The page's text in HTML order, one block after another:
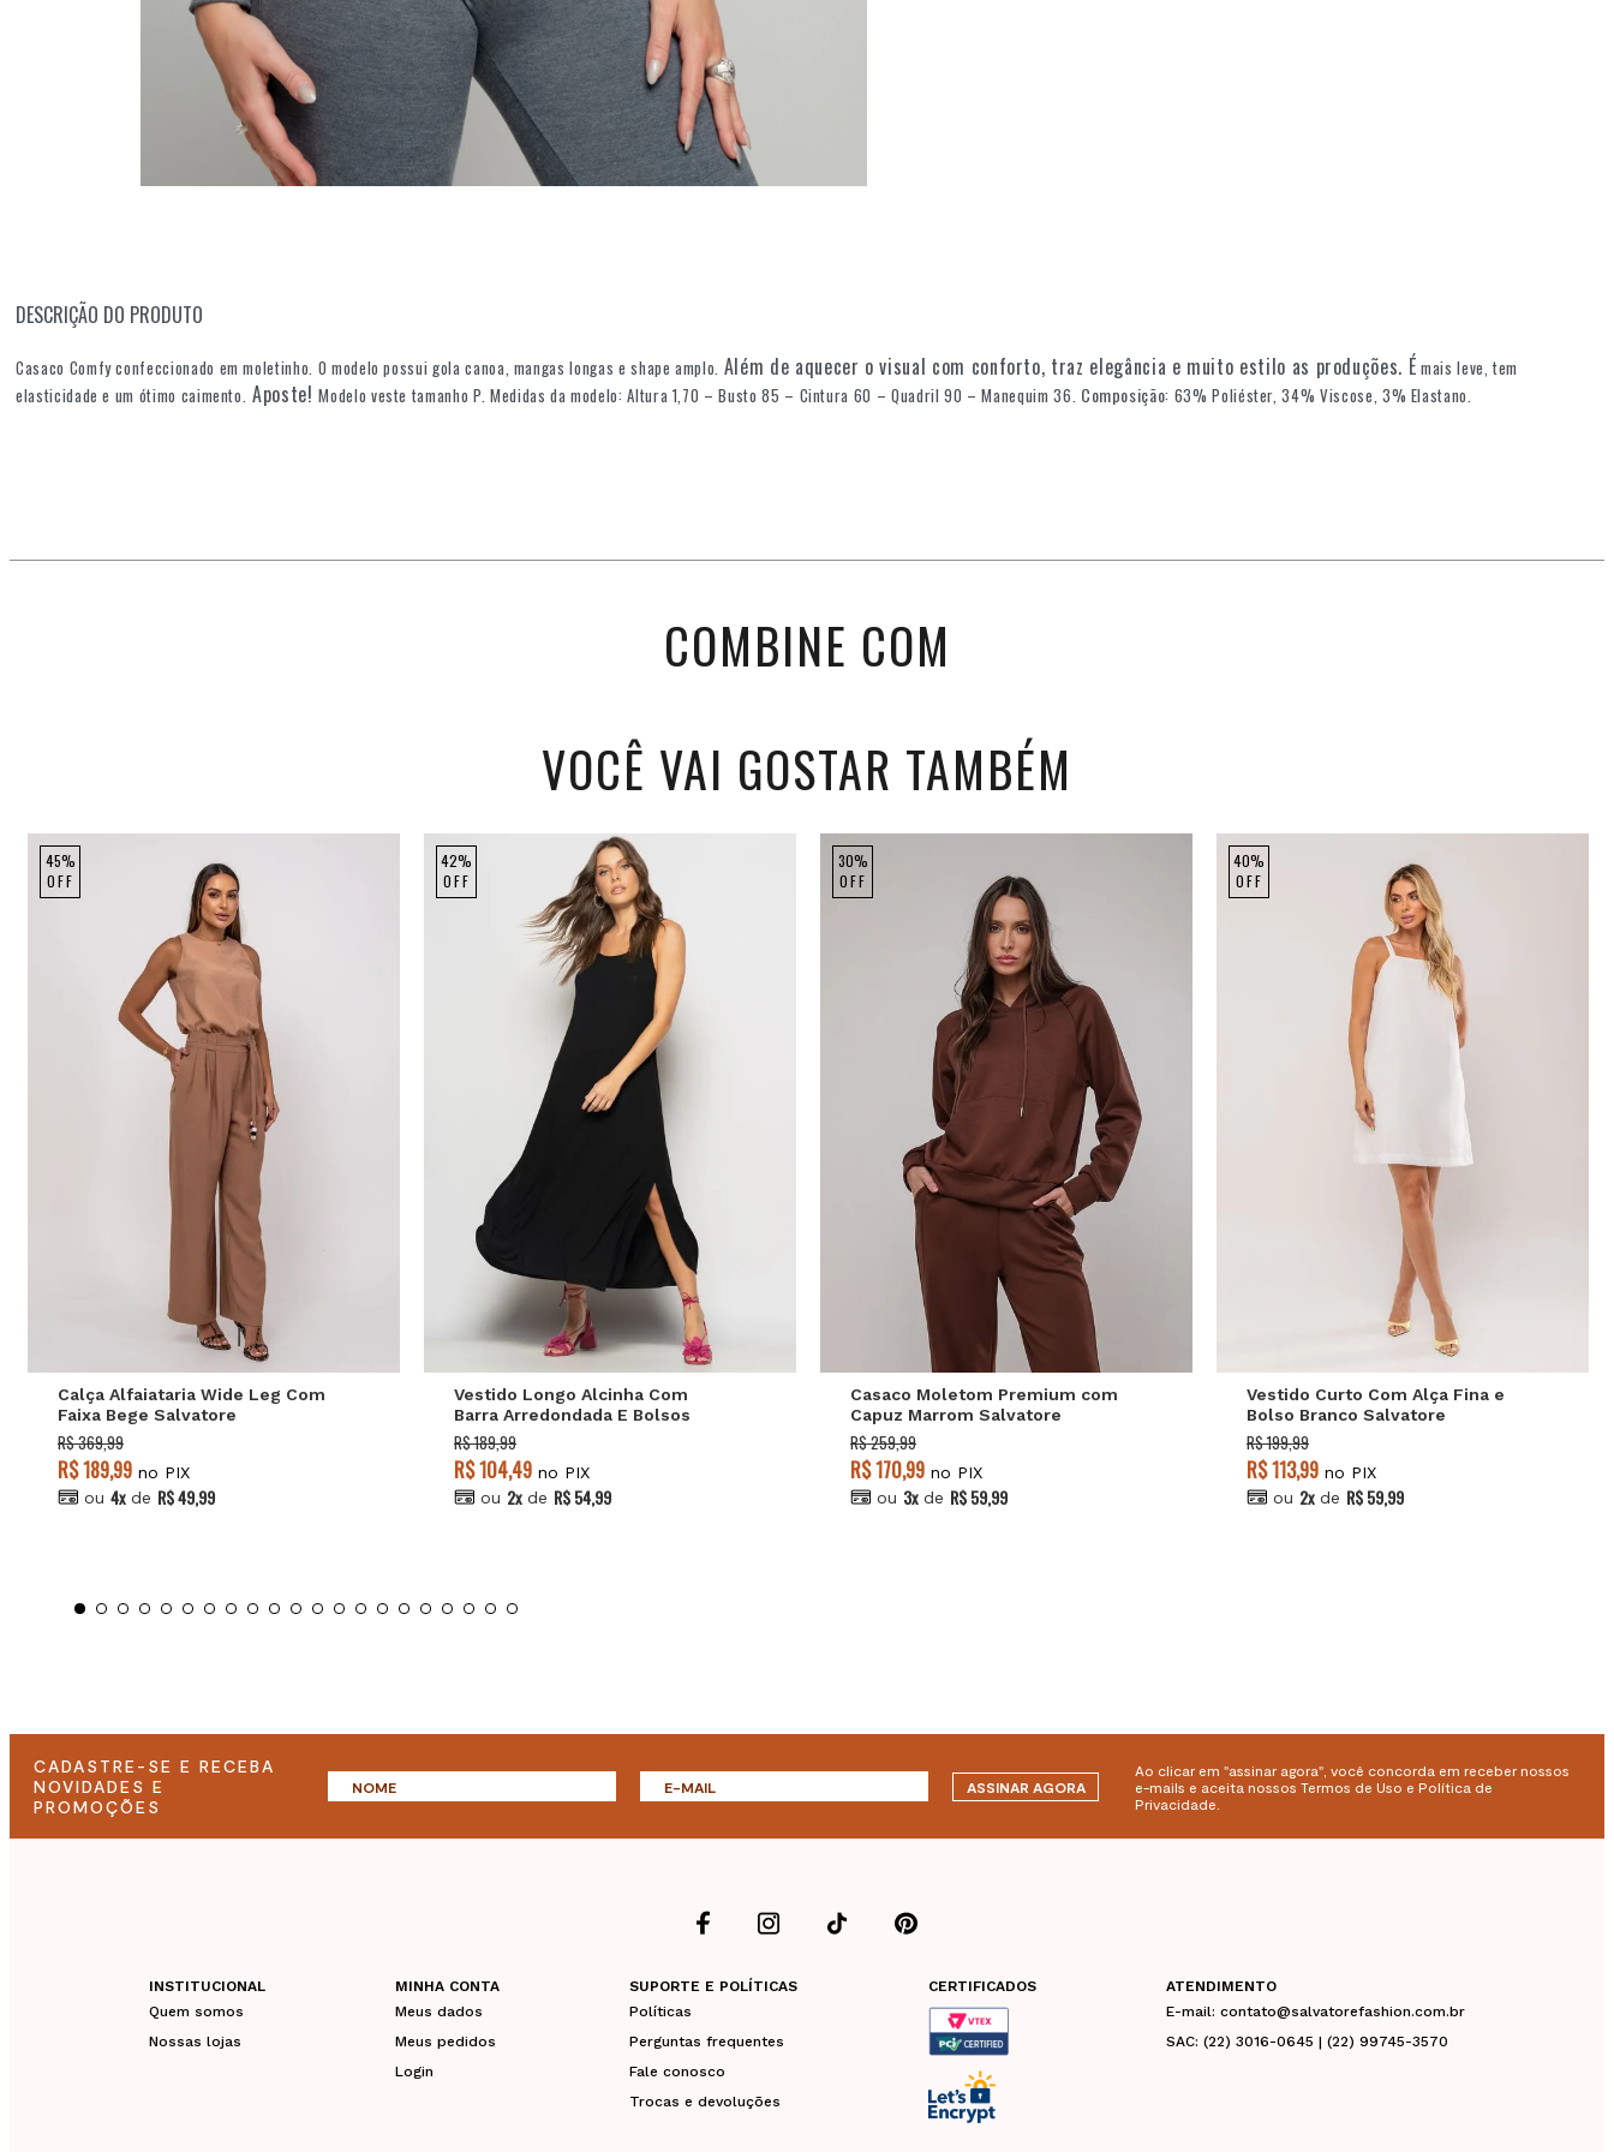
DESCRIÇÃO DO PRODUTO
Casaco Comfy confeccionado em moletinho. O modelo possui gola canoa, mangas longas e shape amplo. Além de aquecer o visual com conforto, traz elegância e muito estilo as produções. É mais leve, tem
elasticidade e um ótimo caimento. Aposte!Modelo veste tamanho P. Medidas da modelo: Altura 1,70 – Busto 85 – Cintura 60 – Quadril 90 – Manequim 36. Composição: 63% Poliéster, 34% Viscose, 3% Elastano.
COMBINE COM
VOCÊ VAI GOSTAR TAMBÉM
45%
OFF
Calça Alfaiataria Wide Leg Com
Faixa Bege Salvatore
R$ 369,99
R$ 189,99 no PIX
ou 4x de R$ 49,99
42%
OFF
M G
Vestido Longo Alcinha Com
Barra Arredondada E Bolsos
Preto Salvatore
R$ 189,99
R$ 104,49 no PIX
ou 2x de R$ 54,99
30%
OFF
M
Casaco Moletom Premium com
Capuz Marrom Salvatore
R$ 259,99
R$ 170,99 no PIX
ou 3x de R$ 59,99
40%
OFF
G
Vestido Curto Com Alça Fina e
Bolso Branco Salvatore
R$ 199,99
R$ 113,99 no PIX
ou 2x de R$ 59,99
CADASTRE-SE E RECEBA
NOVIDADES E
PROMOÇÕES
ASSINAR AGORA
Ao clicar em "assinar agora", você concorda em receber nossos
e-mails e aceita nossos Termos de Uso e Política de
Privacidade.
INSTITUCIONAL
Quem somos
Nossas lojas
MINHA CONTA
Meus dados
Meus pedidos
Login
SUPORTE E POLÍTICAS
Políticas
Perguntas frequentes
Fale conosco
Trocas e devoluções
CERTIFICADOS
ATENDIMENTO
E-mail: contato@salvatorefashion.com.br
SAC: (22) 3016-0645 | (22) 99745-3570